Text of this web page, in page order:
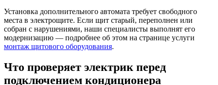
Установка дополнительного автомата требует свободного
места в электрощите. Если щит старый, переполнен или
собран с нарушениями, наши специалисты выполнят его
модернизацию — подробнее об этом на странице услуги
монтаж щитового оборудования.
Что проверяет электрик перед
подключением кондиционера